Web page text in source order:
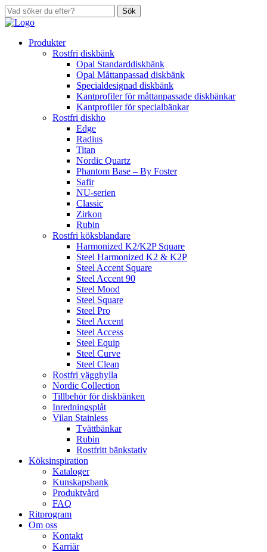
Sök
Produkter
Rostfri diskbänk
Opal Standarddiskbänk
Opal Måttanpassad diskbänk
Specialdesignad diskbänk
Kantprofiler för måttanpassade diskbänkar
Kantprofiler för specialbänkar
Rostfri diskho
Edge
Radius
Titan
Nordic Quartz
Phantom Base – By Foster
Safir
NU-serien
Classic
Zirkon
Rubin
Rostfri köksblandare
Harmonized K2/K2P Square
Steel Harmonized K2 & K2P
Steel Accent Square
Steel Accent 90
Steel Mood
Steel Square
Steel Pro
Steel Accent
Steel Access
Steel Equip
Steel Curve
Steel Clean
Rostfri vägghylla
Nordic Collection
Tillbehör för diskbänken
Inredningsplåt
Vilan Stainless
Tvättbänkar
Rubin
Rostfritt bänkstativ
Köksinspiration
Kataloger
Kunskapsbank
Produktvård
FAQ
Ritprogram
Om oss
Kontakt
Karriär